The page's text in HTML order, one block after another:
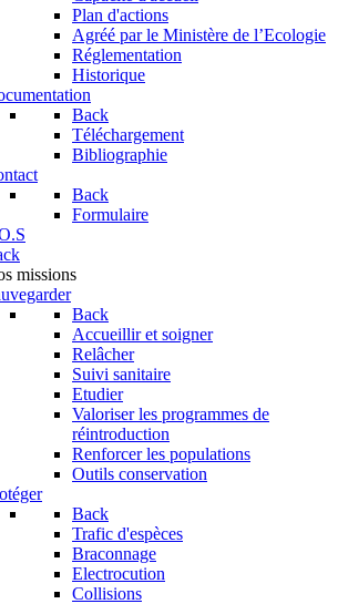
Plan d'actions
Agréé par le Ministère de l’Ecologie
Réglementation
Historique
Back
Téléchargement
Bibliographie
Back
Formulaire
missions
Back
Accueillir et soigner
Relâcher
Suivi sanitaire
Etudier
Valoriser les programmes de
réintroduction
Renforcer les populations
Outils conservation
Back
Trafic d'espèces
Braconnage
Electrocution
Collisions